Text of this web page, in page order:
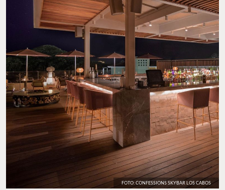
FOTO: CONFESSIONS SKYBAR LOS CABOS